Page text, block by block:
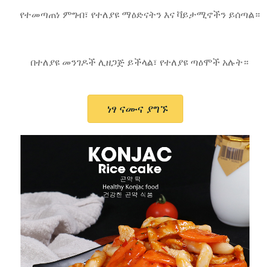
የተመጣጠነ ምግብ፣ የተለያዩ ማዕድናትን እና ቫይታሚኖችን ይሰጣል።
በተለያዩ መንገዶች ሊዘጋጅ ይችላል፣ የተለያዩ ጣዕሞች አሉት።
ነፃ ናሙና ያግኙ